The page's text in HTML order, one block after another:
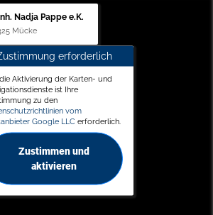
Nadja Pappe e.K.
Mücke
erforderlich
Aktivierung der Karten- und
ist Ihre
zu den
vom
Google LLC erforderlich.
Zustimmen und
aktivieren